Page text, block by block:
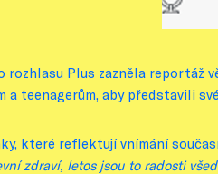
rozhlasu Plus zazněla
teenagerům, aby představili
které reflektují vnímání
zdraví, letos jsou to radosti